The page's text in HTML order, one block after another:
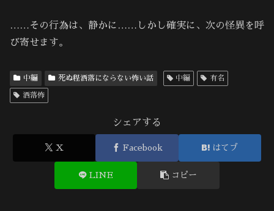
……その行為は、静かに……しかし確実に、次の怪異を呼
び寄せます。
中編 死ぬ程洒落にならない怖い話 中編 有名
洒落怖
シェアする
X Facebook はてブ
LINE コピー